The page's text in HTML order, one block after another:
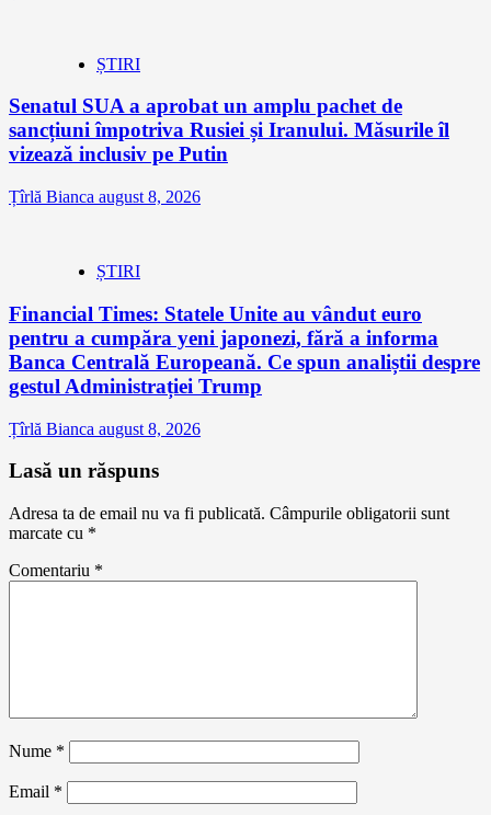
ȘTIRI
Senatul SUA a aprobat un amplu pachet de
sancțiuni împotriva Rusiei și Iranului. Măsurile îl
vizează inclusiv pe Putin
Țîrlă Bianca august 8, 2026
ȘTIRI
Financial Times: Statele Unite au vândut euro
pentru a cumpăra yeni japonezi, fără a informa
Banca Centrală Europeană. Ce spun analiștii despre
gestul Administrației Trump
Țîrlă Bianca august 8, 2026
Lasă un răspuns
Adresa ta de email nu va fi publicată. Câmpurile obligatorii sunt
marcate cu *
Comentariu *
Nume *
Email *